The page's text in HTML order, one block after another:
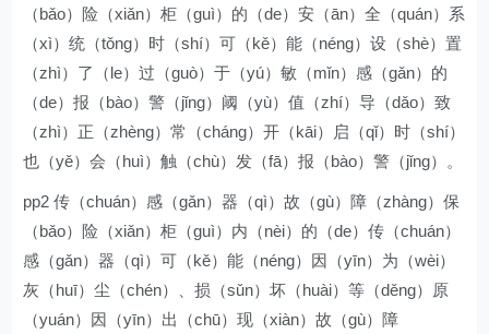
（bǎo）险（xiǎn）柜（guì）的（de）安（ān）全（quán）系
（xì）统（tǒng）时（shí）可（kě）能（néng）设（shè）置
（zhì）了（le）过（guò）于（yú）敏（mǐn）感（gǎn）的
（de）报（bào）警（jǐng）阈（yù）值（zhí）导（dǎo）致
（zhì）正（zhèng）常（cháng）开（kāi）启（qǐ）时（shí）
也（yě）会（huì）触（chù）发（fā）报（bào）警（jǐng）。
pp2 传（chuán）感（gǎn）器（qì）故（gù）障（zhàng）保
（bǎo）险（xiǎn）柜（guì）内（nèi）的（de）传（chuán）
感（gǎn）器（qì）可（kě）能（néng）因（yīn）为（wèi）
灰（huī）尘（chén）、损（sǔn）坏（huài）等（děng）原
（yuán）因（yīn）出（chū）现（xiàn）故（gù）障